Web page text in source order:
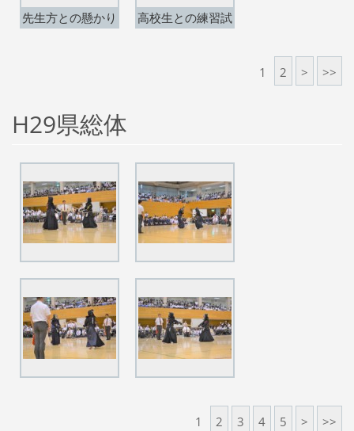
先生方との懸かり
高校生との練習試
1 2 > >>
H29県総体
1 2 3 4 5 > >>